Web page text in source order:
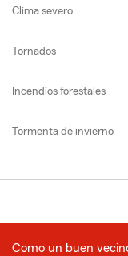
Clima severo
Tornados
Incendios forestales
Tormenta de invierno
Como un buen